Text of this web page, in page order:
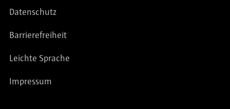
Datenschutz
Barrierefreiheit
Leichte Sprache
Impressum